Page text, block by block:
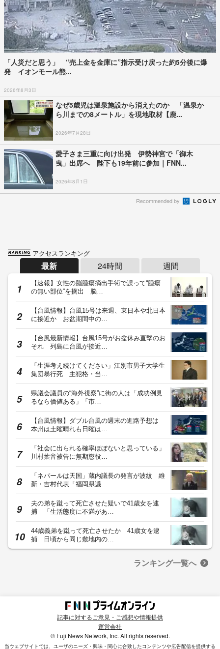
「人災だと思う」 “売上金を金庫に”指示受け戻った約5分後に爆
発 イオンモール熊...
2026年8月3日
なぜ5歳児は温泉施設から消えたのか 「温泉か
ら川までの8メートル」を現地取材【鹿...
2026年7月28日
愛子さま三重に向け出発 伊勢神宮で「御木
曳」出席へ 陛下も19年前に参加｜FNN...
2026年8月1日
Recommended by
アクセスランキング
最新 24時間 週間
【速報】女性の脳腫瘍摘出手術で誤って“腫瘍
の無い部位”を摘出 脳…
【台風情報】台風15号は来週、東日本や北日本
に接近か お盆期間中の…
【台風最新情報】台風15号がお盆休み直撃のお
それ 列島に台風が接近…
「生涯考え続けてください」江別市男子大学生
集団暴行死 主犯格・当…
県議会議員の“海外視察”に街の人は「成功例見
るなら価値ある」「市…
【台風情報】ダブル台風の週末の進路予想は
本州は土曜晴れも日曜は…
「社会に出られる確率ほぼないと思っている」
川村葉音被告に無期懲役…
「ネパールは天国」蔵内議長の発言が波紋 維
新・吉村代表「福岡県議…
夫の弟を蹴って死亡させた疑いで41歳女を逮
捕 「生活態度に不満があ…
44歳義弟を蹴って死亡させたか 41歳女を逮
捕 日頃から同じ敷地内の…
ランキング一覧へ
記事に対するご意見・ご感想や情報提供
運営会社
© Fuji News Network, Inc. All rights reserved.
当ウェブサイトでは、ユーザのニーズ・興味・関⼼に合致したコンテンツや広告配信を提供する